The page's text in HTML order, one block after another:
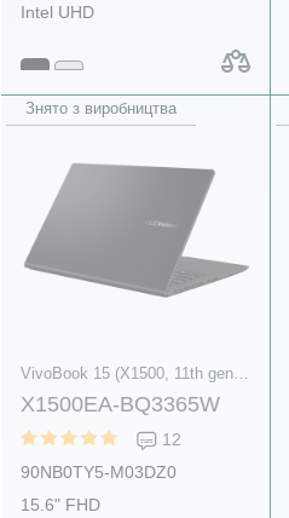
Intel UHD
Знято з виробництва
X1500EA-BQ3365W
12
90NB0TY5-M03DZ0
15.6" FHD